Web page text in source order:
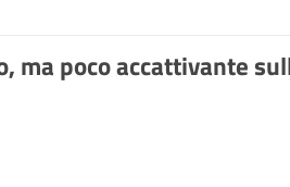
ma poco accattivante